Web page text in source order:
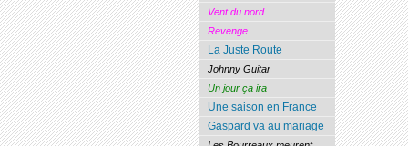
Vent du nord
Revenge
La Juste Route
Johnny Guitar
Un jour ça ira
Une saison en France
Gaspard va au mariage